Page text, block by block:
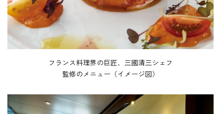
フランス料理界の巨匠、三國清三シェフ
監修のメニュー（イメージ図）